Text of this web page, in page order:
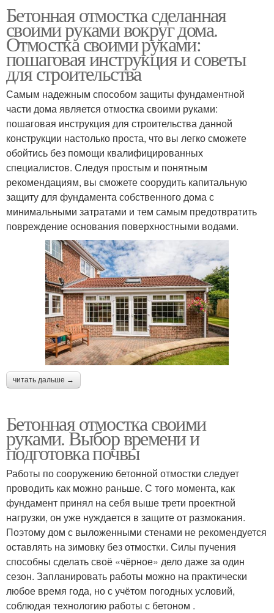
Бетонная отмостка сделанная
своими руками вокруг дома.
Отмостка своими руками:
пошаговая инструкция и советы
для строительства
Самым надежным способом защиты фундаментной
части дома является отмостка своими руками:
пошаговая инструкция для строительства данной
конструкции настолько проста, что вы легко сможете
обойтись без помощи квалифицированных
специалистов. Следуя простым и понятным
рекомендациям, вы сможете соорудить капитальную
защиту для фундамента собственного дома с
минимальными затратами и тем самым предотвратить
повреждение основания поверхностными водами.
читать дальше →
Бетонная отмостка своими
руками. Выбор времени и
подготовка почвы
Работы по сооружению бетонной отмостки следует
проводить как можно раньше. С того момента, как
фундамент принял на себя выше трети проектной
нагрузки, он уже нуждается в защите от размокания.
Поэтому дом с выложенными стенами не рекомендуется
оставлять на зимовку без отмостки. Силы пучения
способны сделать своё «чёрное» дело даже за один
сезон. Запланировать работы можно на практически
любое время года, но с учётом погодных условий,
соблюдая технологию работы с бетоном .